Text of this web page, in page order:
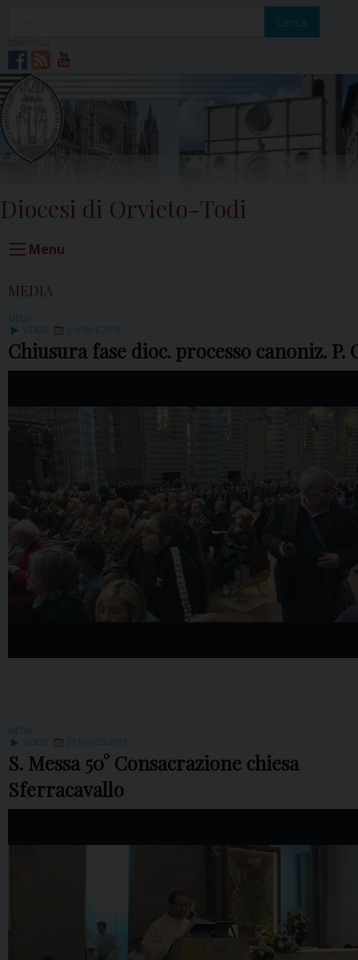
Cerca
Diocesi di Orvieto-Todi
Menu
MEDIA
MEDIA
VIDEO
5 APRILE 2019
Chiusura fase dioc. processo canoniz. P.
MEDIA
VIDEO
23 MARZO 2019
S. Messa 50° Consacrazione chiesa
Sferracavallo